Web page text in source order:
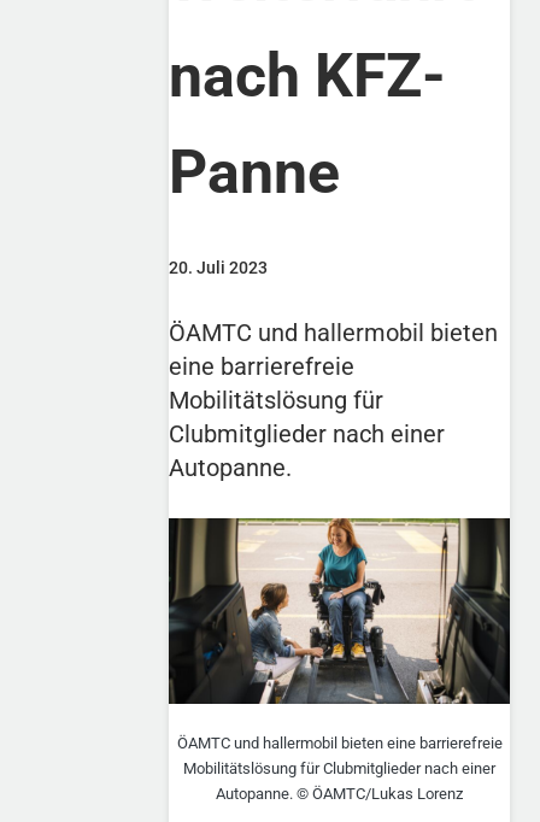
nach KFZ-
Panne
20. Juli 2023
ÖAMTC und hallermobil bieten
eine barrierefreie
Mobilitätslösung für
Clubmitglieder nach einer
Autopanne.
ÖAMTC und hallermobil bieten eine barrierefreie
Mobilitätslösung für Clubmitglieder nach einer
Autopanne. © ÖAMTC/Lukas Lorenz